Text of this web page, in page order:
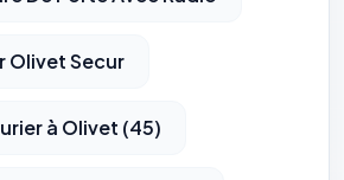
Olivet Secur
à Olivet (45)